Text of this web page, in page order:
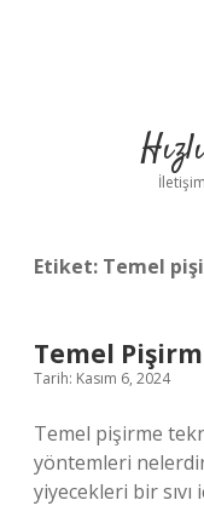
Etiket: Temel
Temel
Tarih: Kasım 6, 2024
Temel pişirme
yöntemleri
yiyecekleri bir